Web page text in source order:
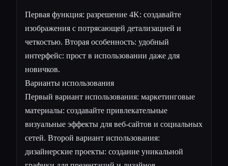
Первая функция: разрешение 4K: создавайте
изображения с потрясающей детализацией и
четкостью. Вторая особенность: удобный
интерфейс: прост в использовании даже для
новичков.
Варианты использования
Первый вариант использования: маркетинговые
материалы: создавайте привлекательные
визуальные эффекты для веб-сайтов и социальных
сетей. Второй вариант использования:
дизайнерские проекты: создание уникальной